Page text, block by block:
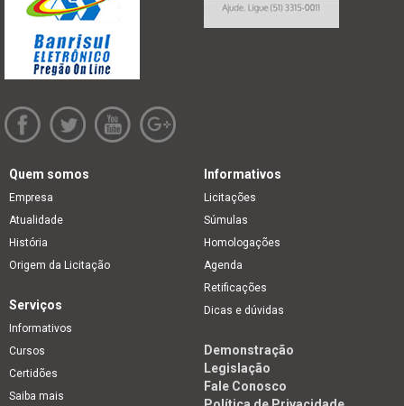
Quem somos
Empresa
Atualidade
História
Origem da Licitação
Informativos
Licitações
Súmulas
Homologações
Agenda
Retificações
Dicas e dúvidas
Serviços
Informativos
Cursos
Certidões
Saiba mais
Demonstração
Legislação
Fale Conosco